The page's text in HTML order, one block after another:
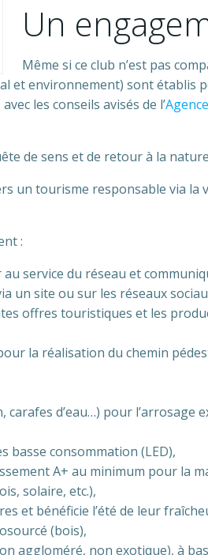
Un
Même si ce club n’est pas
et environnement) sont établis
les conseils avisés de l’
de sens et de retour à la
un tourisme responsable via
:
au service du réseau et
un site ou sur les réseaux
offres touristiques et les
la réalisation du chemin
carafes d’eau…) pour l’arrosage
basse consommation (LED),
A+ au minimum pour la
solaire, etc.),
et bénéficie l’été de leur
(bois),
aggloméré, non exotique), à